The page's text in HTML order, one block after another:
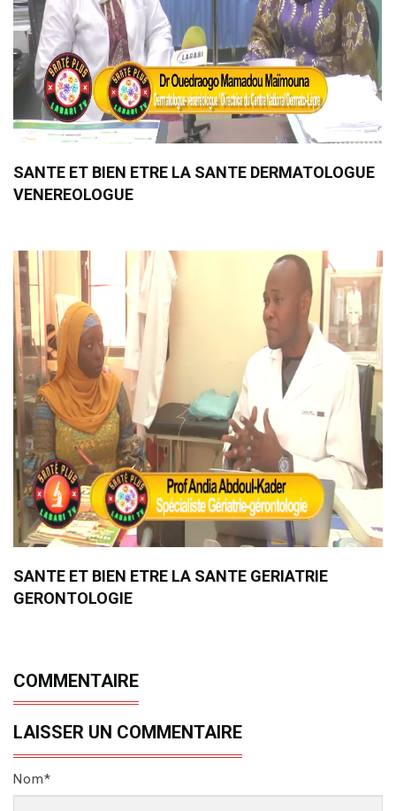
SANTE ET BIEN ETRE LA SANTE DERMATOLOGUE
VENEREOLOGUE
SANTE ET BIEN ETRE LA SANTE GERIATRIE
GERONTOLOGIE
COMMENTAIRE
LAISSER UN COMMENTAIRE
Nom*